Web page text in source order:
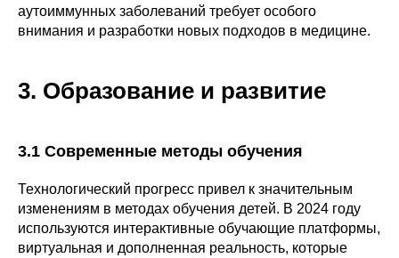
аутоиммунных заболеваний требует особого
внимания и разработки новых подходов в медицине.
3. Образование и развитие
3.1 Современные методы обучения
Технологический прогресс привел к значительным
изменениям в методах обучения детей. В 2024 году
используются интерактивные обучающие платформы,
виртуальная и дополненная реальность, которые